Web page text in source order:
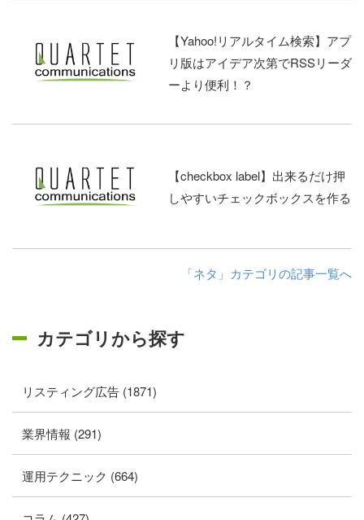
【Yahoo!リアルタイム検索】アプ
リ版はアイデア次第でRSSリーダ
ーより便利！？
【checkbox label】出来るだけ押
しやすいチェックボックスを作る
「ネタ」カテゴリの記事一覧へ
カテゴリから探す
リスティング広告 (1871)
業界情報 (291)
運用テクニック (664)